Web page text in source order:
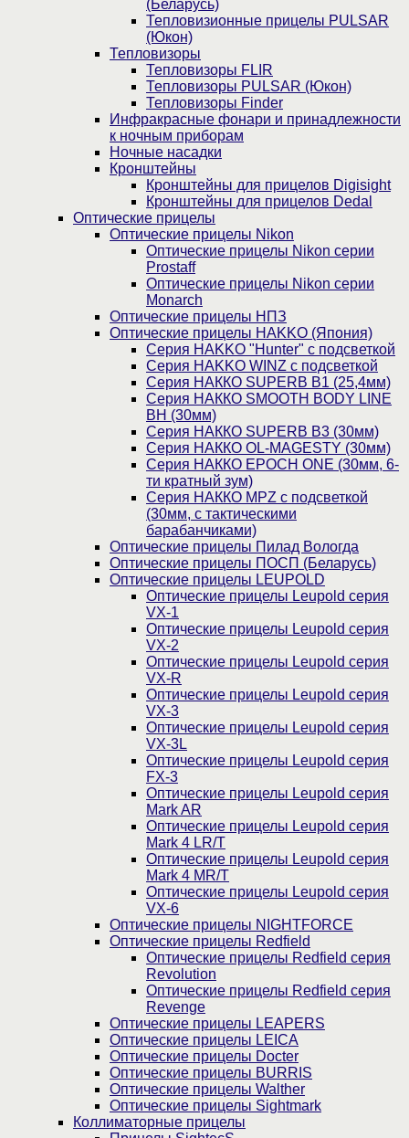
(Беларусь)
Тепловизионные прицелы PULSAR
(Юкон)
Тепловизоры
Тепловизоры FLIR
Тепловизоры PULSAR (Юкон)
Тепловизоры Finder
Инфракрасные фонари и принадлежности
к ночным приборам
Ночные насадки
Кронштейны
Кронштейны для прицелов Digisight
Кронштейны для прицелов Dedal
Оптические прицелы
Оптические прицелы Nikon
Оптические прицелы Nikon серии
Prostaff
Оптические прицелы Nikon серии
Monarch
Оптические прицелы НПЗ
Оптические прицелы HAKKO (Япония)
Cерия HAKKO "Hunter" с подсветкой
Серия НAKKO WINZ с подсветкой
Серия НАККО SUPERB B1 (25,4мм)
Серия НАККО SMOOTH BODY LINE
BH (30мм)
Серия НАККО SUPERB B3 (30мм)
Серия НАККО OL-MAGESTY (30мм)
Серия НАККО EPOCH ONE (30мм, 6-
ти кратный зум)
Серия НАККО MPZ с подсветкой
(30мм, c тактическими
барабанчиками)
Оптические прицелы Пилад Вологда
Оптические прицелы ПОСП (Беларусь)
Оптические прицелы LEUPOLD
Оптические прицелы Leupold серия
VX-1
Оптические прицелы Leupold серия
VX-2
Оптические прицелы Leupold серия
VX-R
Оптические прицелы Leupold серия
VX-3
Оптические прицелы Leupold серия
VX-3L
Оптические прицелы Leupold серия
FX-3
Оптические прицелы Leupold серия
Mark AR
Оптические прицелы Leupold серия
Mark 4 LR/T
Оптические прицелы Leupold серия
Mark 4 MR/T
Оптические прицелы Leupold серия
VX-6
Оптические прицелы NIGHTFORCE
Оптические прицелы Redfield
Оптические прицелы Redfield серия
Revolution
Оптические прицелы Redfield серия
Revenge
Оптические прицелы LEAPERS
Оптические прицелы LEICA
Оптические прицелы Docter
Оптические прицелы BURRIS
Оптические прицелы Walther
Оптические прицелы Sightmark
Коллиматорные прицелы